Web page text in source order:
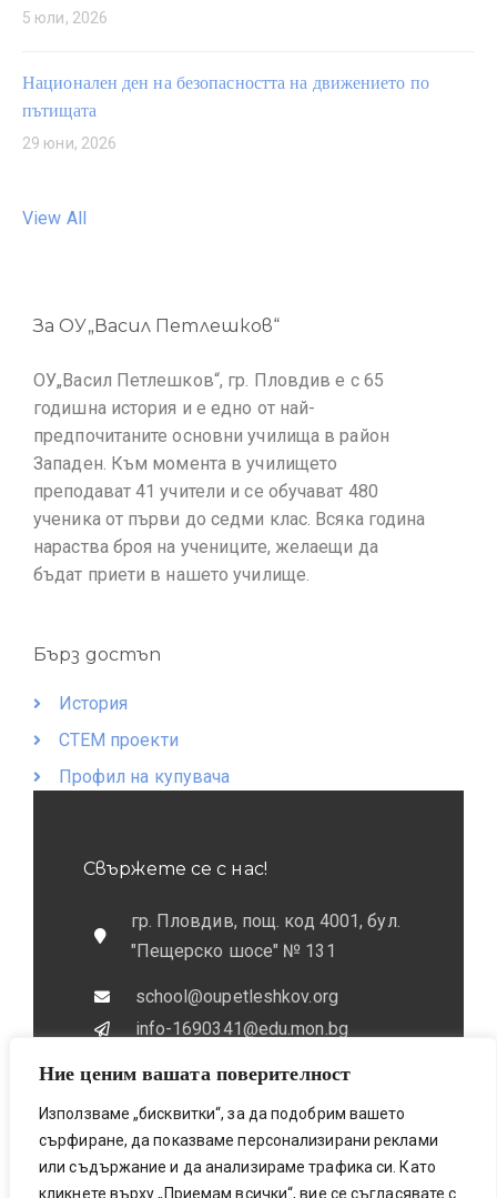
Ние ценим вашата поверителност
Използваме „бисквитки“, за да подобрим вашето
сърфиране, да показваме персонализирани реклами
или съдържание и да анализираме трафика си. Като
кликнете върху „Приемам всички“, вие се съгласявате с
5 юли, 2026
Национален ден на безопасността на движението по
пътищата
29 юни, 2026
View All
За ОУ„Васил Петлешков“
ОУ„Васил Петлешков“, гр. Пловдив е с 65
годишна история и е едно от най-
предпочитаните основни училища в район
Западен. Към момента в училището
преподават 41 учители и се обучават 480
ученика от първи до седми клас. Всяка година
нараства броя на учениците, желаещи да
бъдат приети в нашето училище.
Бърз достъп
История
СТЕМ проекти
Профил на купувача
Свържете се с нас!
гр. Пловдив, пощ. код 4001, бул.
"Пещерско шосе" № 131
school@oupetleshkov.org
info-1690341@edu.mon.bg
032 / 643 673
0884 / 787772